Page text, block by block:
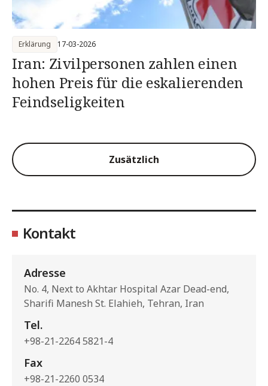
Iran: Zivilpersonen zahlen einen
hohen Preis für die eskalierenden
Feindseligkeiten
Erklärung 17-03-2026
Zusätzlich
Kontakt
Adresse
No. 4, Next to Akhtar Hospital Azar Dead-end,
Sharifi Manesh St. Elahieh, Tehran, Iran
Tel.
+98-21-2264 5821-4
Fax
+98-21-2260 0534